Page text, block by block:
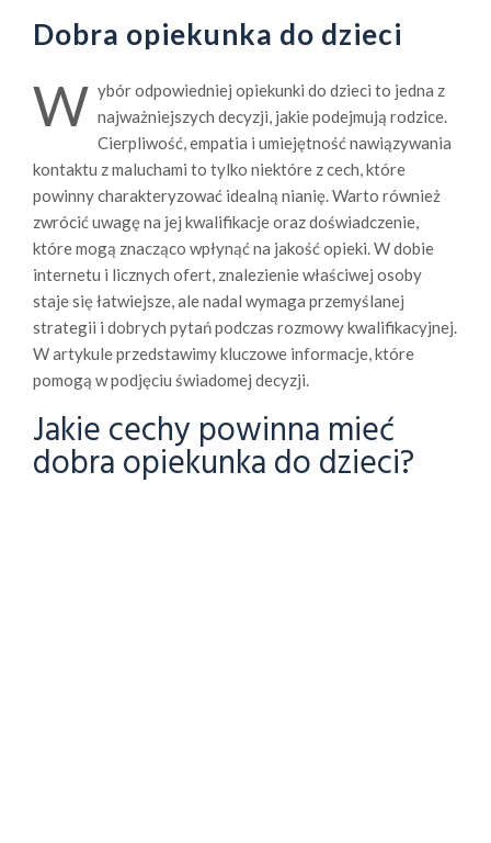
Dobra opiekunka do dzieci
W ybór odpowiedniej opiekunki do dzieci to jedna z
najważniejszych decyzji, jakie podejmują rodzice.
Cierpliwość, empatia i umiejętność nawiązywania
kontaktu z maluchami to tylko niektóre z cech, które
powinny charakteryzować idealną nianię. Warto również
zwrócić uwagę na jej kwalifikacje oraz doświadczenie,
które mogą znacząco wpłynąć na jakość opieki. W dobie
internetu i licznych ofert, znalezienie właściwej osoby
staje się łatwiejsze, ale nadal wymaga przemyślanej
strategii i dobrych pytań podczas rozmowy kwalifikacyjnej.
W artykule przedstawimy kluczowe informacje, które
pomogą w podjęciu świadomej decyzji.
Jakie cechy powinna mieć
dobra opiekunka do dzieci?